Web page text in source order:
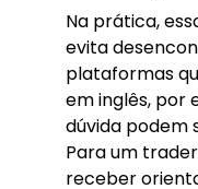
Na prática,
evita
plataformas
em inglês, por
dúvida podem
Para um
receber